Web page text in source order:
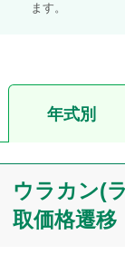
ます。
年式別
ウラカン(
取価格遷移